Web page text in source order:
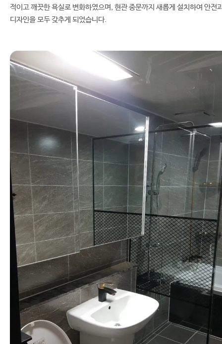
적이고 깨끗한 욕실로 변화하였으며, 현관 중문까지 새롭게 설치하여 안전
디자인을 모두 갖추게 되었습니다.